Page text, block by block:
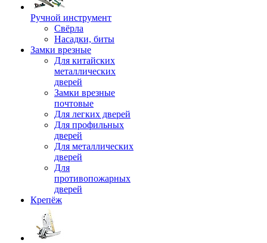
Ручной инструмент
Свёрла
Насадки, биты
Замки врезные
Для китайских
металлических
дверей
Замки врезные
почтовые
Для легких дверей
Для профильных
дверей
Для металлических
дверей
Для
противопожарных
дверей
Крепёж